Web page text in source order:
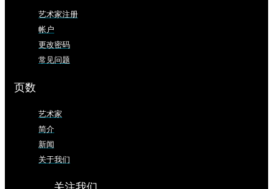
艺术家注册
帐户
更改密码
常见问题
页数
艺术家
简介
新闻
关于我们